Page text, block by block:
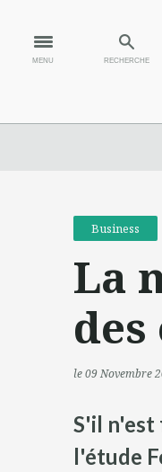
MENU RECHERCHE
Business
La
le 09 Novembre
S'il n'est
l'étude